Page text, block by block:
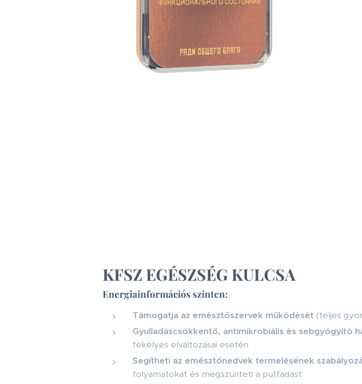
KFSZ EGÉSZSÉG KULCSA
Energiainformációs szinten:
Támogatja az emésztőszervek működését (teljes
Gyulladáscsökkentő, antimikrobiális és sebgyógyító
fekélyes elváltozásai esetén
Segítheti az emésztőnedvek termelésének
folyamatokat és megszünteti a puffadást